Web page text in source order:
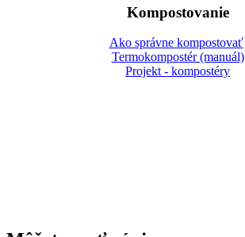
Kompostovanie
Ako správne kompostovať
Termokompostér (manuál)
Projekt - kompostéry